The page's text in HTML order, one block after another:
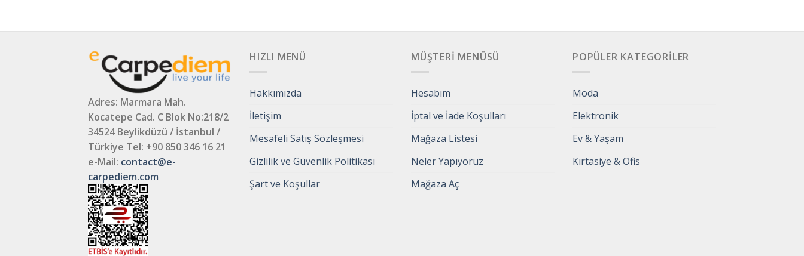
Adres: Marmara Mah.
Kocatepe Cad. C Blok No:218/2
34524 Beylikdüzü / İstanbul /
Türkiye Tel: +90 850 346 16 21
e-Mail: contact@e-
carpediem.com
HIZLI MENÜ
Hakkımızda
İletişim
Mesafeli Satış Sözleşmesi
Gizlilik ve Güvenlik Politikası
Şart ve Koşullar
MÜŞTERI MENÜSÜ
Hesabım
İptal ve İade Koşulları
Mağaza Listesi
Neler Yapıyoruz
Mağaza Aç
POPÜLER KATEGORILER
Moda
Elektronik
Ev & Yaşam
Kırtasiye & Ofis